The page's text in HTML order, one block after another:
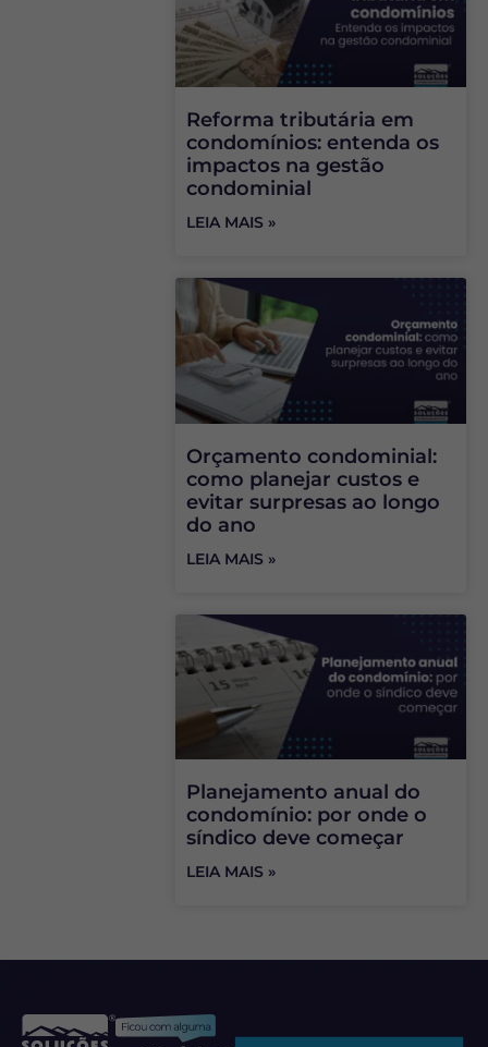
Reforma tributária em
condomínios: entenda os
impactos na gestão
condominial
LEIA MAIS »
Orçamento condominial:
como planejar custos e
evitar surpresas ao longo
do ano
LEIA MAIS »
Planejamento anual do
condomínio: por onde o
síndico deve começar
LEIA MAIS »